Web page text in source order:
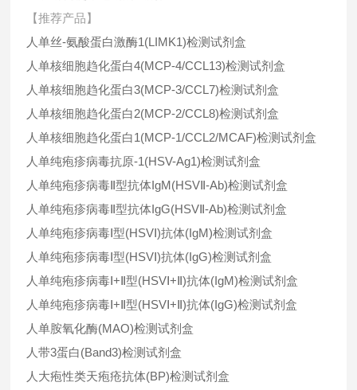
【推荐产品】
人单丝-氨酸蛋白激酶1(LIMK1)检测试剂盒
人单核细胞趋化蛋白4(MCP-4/CCL13)检测试剂盒
人单核细胞趋化蛋白3(MCP-3/CCL7)检测试剂盒
人单核细胞趋化蛋白2(MCP-2/CCL8)检测试剂盒
人单核细胞趋化蛋白1(MCP-1/CCL2/MCAF)检测试剂盒
人单纯疱疹病毒抗原-1(HSV-Ag1)检测试剂盒
人单纯疱疹病毒Ⅱ型抗体IgM(HSVⅡ-Ab)检测试剂盒
人单纯疱疹病毒Ⅱ型抗体IgG(HSVⅡ-Ab)检测试剂盒
人单纯疱疹病毒Ⅰ型(HSVⅠ)抗体(IgM)检测试剂盒
人单纯疱疹病毒Ⅰ型(HSVⅠ)抗体(IgG)检测试剂盒
人单纯疱疹病毒Ⅰ+Ⅱ型(HSVⅠ+Ⅱ)抗体(IgM)检测试剂盒
人单纯疱疹病毒Ⅰ+Ⅱ型(HSVⅠ+Ⅱ)抗体(IgG)检测试剂盒
人单胺氧化酶(MAO)检测试剂盒
人带3蛋白(Band3)检测试剂盒
人大疱性类天疱疮抗体(BP)检测试剂盒